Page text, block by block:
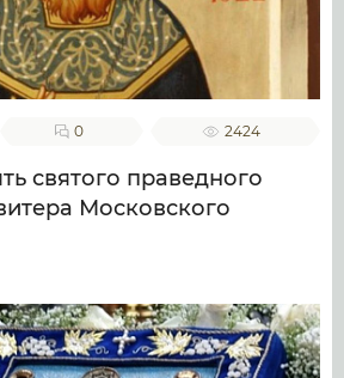
0 2424
святого праведного
Московского